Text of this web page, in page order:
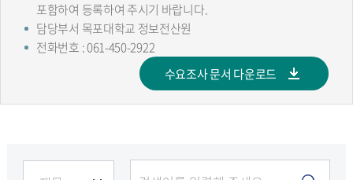
포함하여 등록하여 주시기 바랍니다.
담당부서 목포대학교 정보전산원
전화번호 : 061-450-2922
수요조사 문서 다운로드